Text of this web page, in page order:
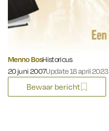
Menno BosHistoricus
Gepubliceerd op:
20 juni 2007Update 18 april 2023
Bewaar bericht